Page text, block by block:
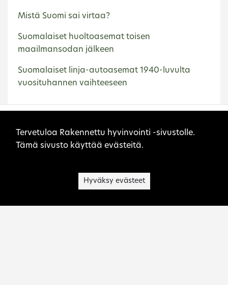
Mistä Suomi sai virtaa?
Suomalaiset huoltoasemat toisen
maailmansodan jälkeen
Suomalaiset linja-autoasemat 1940-luvulta
vuosituhannen vaihteeseen
Sivuston evästeet
Tervetuloa Rakennettu hyvinvointi -sivustolle.
Tämä sivusto käyttää evästeitä.
Hyväksy evästeet